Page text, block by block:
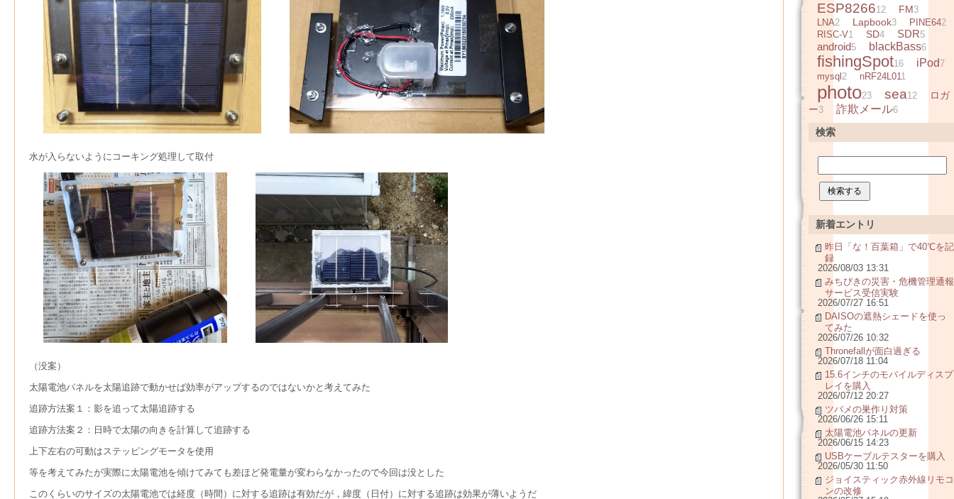
水が入らないようにコーキング処理して取付
（没案）
太陽電池パネルを太陽追跡で動かせば効率がアップするのではないかと考えてみた
追跡方法案１：影を追って太陽追跡する
追跡方法案２：日時で太陽の向きを計算して追跡する
上下左右の可動はステッピングモータを使用
等を考えてみたが実際に太陽電池を傾けてみても差ほど発電量が変わらなかったので今回は没とした
このくらいのサイズの太陽電池では経度（時間）に対する追跡は有効だが，緯度（日付）に対する追跡は効果が薄いようだ
ESP826612 FM3
LNA2 Lapbook3 PINE642
RISC-V1 SD4 SDR5
android5 blackBass6
fishingSpot16 iPod7
mysql 2 nRF24L011
photo23 sea12
ロガ
ー3 詐欺メール6
検索
新着エントリ
昨日「な！百葉箱」で40℃を記
録
2026/08/03 13:31
みちびきの災害・危機管理通報
サービス受信実験
2026/07/27 16:51
DAISOの遮熱シェードを使っ
てみた
2026/07/26 10:32
Thronefallが面白過ぎる
2026/07/18 11:04
15.6インチのモバイルディスプ
レイを購入
2026/07/12 20:27
ツバメの巣作り対策
2026/06/26 15:11
太陽電池パネルの更新
2026/06/15 14:23
USBケーブルテスターを購入
2026/05/30 11:50
ジョイスティック赤外線リモコ
ンの改修